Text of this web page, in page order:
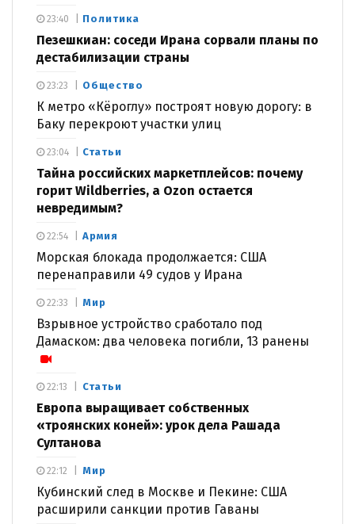
Политика
Пезешкиан: соседи Ирана сорвали планы по
дестабилизации страны
23:40
Общество
К метро «Кёроглу» построят новую дорогу: в
Баку перекроют участки улиц
23:23
Статьи
Тайна российских маркетплейсов: почему
горит Wildberries, а Ozon остается
невредимым?
23:04
Армия
Морская блокада продолжается: США
перенаправили 49 судов у Ирана
22:54
Мир
Взрывное устройство сработало под
Дамаском: два человека погибли, 13 ранены
22:33
Статьи
Европа выращивает собственных
«троянских коней»: урок дела Рашада
Султанова
22:13
Мир
Кубинский след в Москве и Пекине: США
расширили санкции против Гаваны
22:12